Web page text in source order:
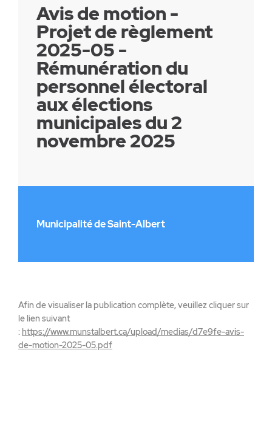
Avis de motion -
Projet de règlement
2025-05 -
Rémunération du
personnel électoral
aux élections
municipales du 2
novembre 2025
Municipalité de Saint-Albert
Afin de visualiser la publication complète, veuillez cliquer sur
le lien suivant
: https://www.munstalbert.ca/upload/medias/d7e9fe-avis-
de-motion-2025-05.pdf